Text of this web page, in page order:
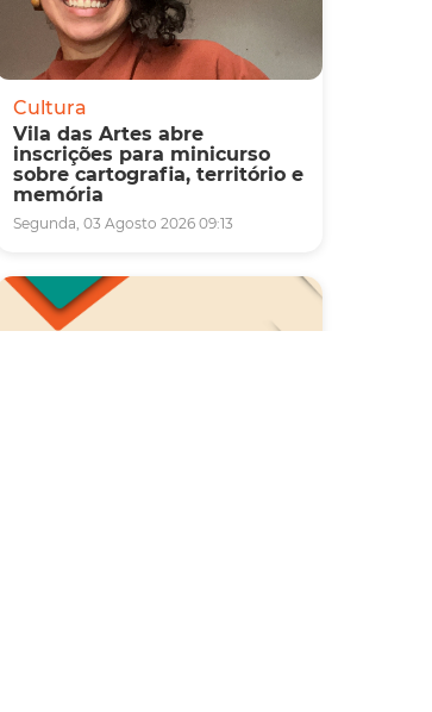
Cultura
Vila das Artes abre
inscrições para minicurso
sobre cartografia, território e
memória
Segunda, 03 Agosto 2026 09:13